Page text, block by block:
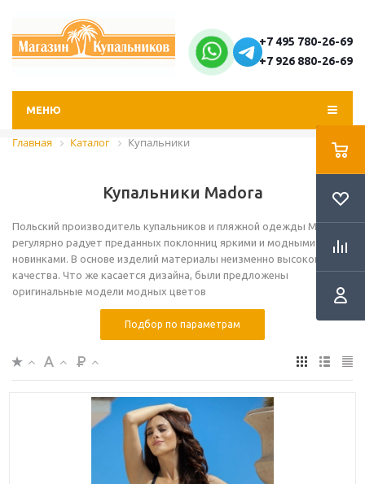
+7 495 780-26-69
+7 926 880-26-69
МЕНЮ
Главная Каталог Купальники
Купальники Madora
Польский производитель купальников и пляжной одежды Madora
регулярно радует преданных поклонниц яркими и модными
новинками. В основе изделий материалы неизменно высокого
качества. Что же касается дизайна, были предложены
оригинальные модели модных цветов
Подбор по параметрам